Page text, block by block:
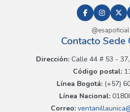
@esapoficial
Contacto Sede
Dirección:Calle 44 # 53 - 37,
Código postal:
Línea Bogotá:(+57)
Línea Nacional:
Correo: